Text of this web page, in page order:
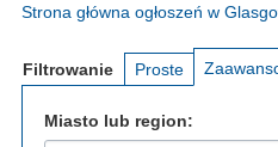
Strona główna ogłoszeń w
Filtrowanie Proste
Miasto lub region: